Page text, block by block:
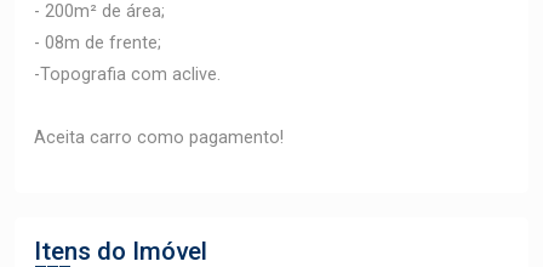
- 200m² de área;
- 08m de frente;
-Topografia com aclive.
Aceita carro como pagamento!
Itens do Imóvel